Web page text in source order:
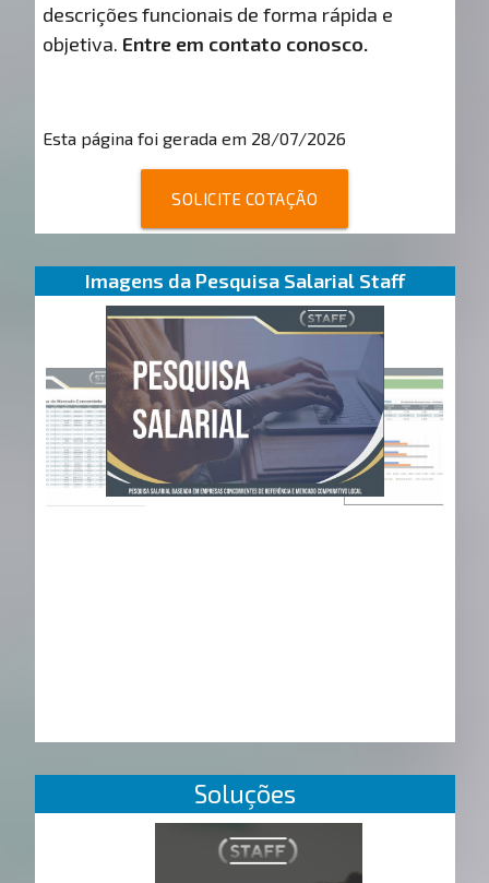
descrições funcionais de forma rápida e
objetiva. Entre em contato conosco.
Esta página foi gerada em 28/07/2026
SOLICITE COTAÇÃO
Imagens da Pesquisa Salarial Staff
Soluções